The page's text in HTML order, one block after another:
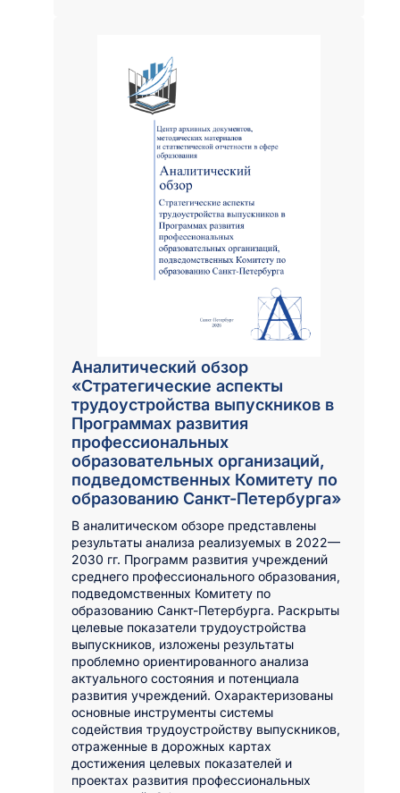
Аналитический обзор
«Стратегические аспекты
трудоустройства выпускников в
Программах развития
профессиональных
образовательных организаций,
подведомственных Комитету по
образованию Санкт-Петербурга»
В аналитическом обзоре представлены
результаты анализа реализуемых в 2022—
2030 гг. Программ развития учреждений
среднего профессионального образования,
подведомственных Комитету по
образованию Санкт-Петербурга. Раскрыты
целевые показатели трудоустройства
выпускников, изложены результаты
проблемно ориентированного анализа
актуального состояния и потенциала
развития учреждений. Охарактеризованы
основные инструменты системы
содействия трудоустройству выпускников,
отраженные в дорожных картах
достижения целевых показателей и
проектах развития профессиональных